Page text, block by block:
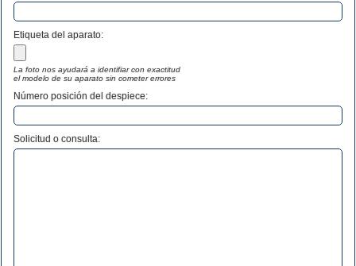
Etiqueta del aparato:
La foto nos ayudará a identifiar con exactitud
el modelo de su aparato sin cometer errores
Número posición del despiece:
Solicitud o consulta: